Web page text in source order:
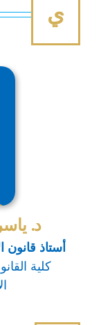
ي
د.
أستاذ قانون
كلية